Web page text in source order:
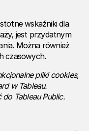
wskaźniki dla
jest przydatnym
Można również
czasowych.
pliki cookies,
w Tableau.
Tableau Public.